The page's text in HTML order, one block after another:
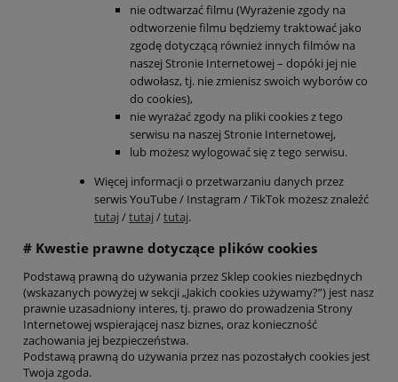
nie odtwarzać filmu (Wyrażenie zgody na
odtworzenie filmu będziemy traktować jako
zgodę dotyczącą również innych filmów na
naszej Stronie Internetowej – dopóki jej nie
odwołasz, tj. nie zmienisz swoich wyborów co
do cookies),
nie wyrażać zgody na pliki cookies z tego
serwisu na naszej Stronie Internetowej,
lub możesz wylogować się z tego serwisu.
Więcej informacji o przetwarzaniu danych przez
serwis YouTube / Instagram / TikTok możesz znaleźć
tutaj /tutaj /tutaj.
# Kwestie prawne dotyczące plików cookies
Podstawą prawną do używania przez Sklep cookies niezbędnych
(wskazanych powyżej w sekcji „Jakich cookies używamy?”) jest nasz
prawnie uzasadniony interes, tj. prawo do prowadzenia Strony
Internetowej wspierającej nasz biznes, oraz konieczność
zachowania jej bezpieczeństwa.
Podstawą prawną do używania przez nas pozostałych cookies jest
Twoja zgoda.